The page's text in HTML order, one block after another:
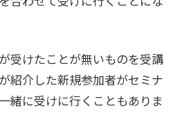
受けたことが無いものを受講
紹介した新規参加者がセミナ
緒に受けに行くこともありま